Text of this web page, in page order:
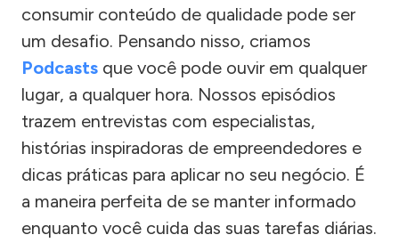
consumir conteúdo de qualidade pode ser
um desafio. Pensando nisso, criamos
Podcasts que você pode ouvir em qualquer
lugar, a qualquer hora. Nossos episódios
trazem entrevistas com especialistas,
histórias inspiradoras de empreendedores e
dicas práticas para aplicar no seu negócio. É
a maneira perfeita de se manter informado
enquanto você cuida das suas tarefas diárias.